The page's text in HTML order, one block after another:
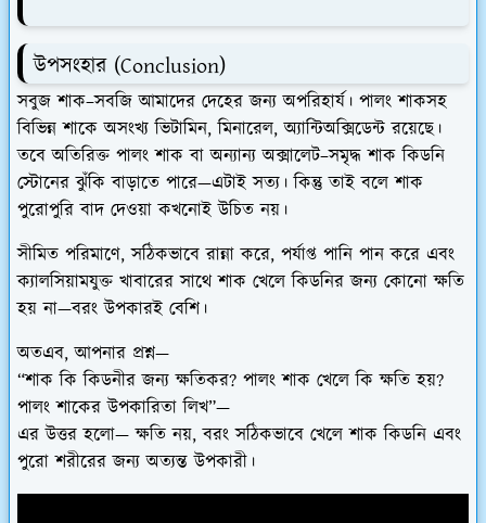
উপসংহার (Conclusion)
সবুজ শাক–সবজি আমাদের দেহের জন্য অপরিহার্য। পালং শাকসহ
বিভিন্ন শাকে অসংখ্য ভিটামিন, মিনারেল, অ্যান্টিঅক্সিডেন্ট রয়েছে।
তবে অতিরিক্ত পালং শাক বা অন্যান্য অক্সালেট–সমৃদ্ধ শাক কিডনি
স্টোনের ঝুঁকি বাড়াতে পারে—এটাই সত্য। কিন্তু তাই বলে শাক
পুরোপুরি বাদ দেওয়া কখনোই উচিত নয়।
সীমিত পরিমাণে, সঠিকভাবে রান্না করে, পর্যাপ্ত পানি পান করে এবং
ক্যালসিয়ামযুক্ত খাবারের সাথে শাক খেলে কিডনির জন্য কোনো ক্ষতি
হয় না—বরং উপকারই বেশি।
অতএব, আপনার প্রশ্ন—
“শাক কি কিডনীর জন্য ক্ষতিকর? পালং শাক খেলে কি ক্ষতি হয়?
পালং শাকের উপকারিতা লিখ”—
এর উত্তর হলো—ক্ষতি নয়, বরং সঠিকভাবে খেলে শাক কিডনি এবং
পুরো শরীরের জন্য অত্যন্ত উপকারী।